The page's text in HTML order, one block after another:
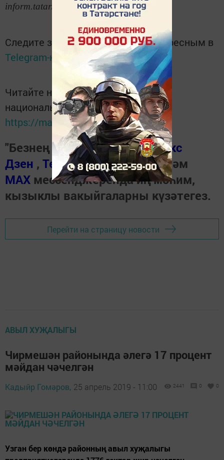
inform.tatar/news/2019/04/25/185256/
Следите за самым важным и интересным в
Telegram-канале
Татмедиа
Читайте новости Татарстана в
национальном мессенджере MАХ:
https://max.ru/tatmedia
"Безнең Чирмешән"неңЯндекс
Дзен , Телеграм каналында һәм
МАХ мессенджеренда иң мөһим,
кызыклы вакыйгаларны күзәтегез.
Перейти на страницу новости
АВЫЛ ХУҖАЛЫГЫ
Чирмешән районында әлегә 17 процент
мәйдан чәчелгән
Кадыйр Гомәров, 25 апрель 2019 - 11:00 2441 0 0
Узган бер көндә районның авыл хуҗалыгы